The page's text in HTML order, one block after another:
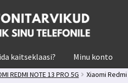
kaitseklaasi? Minu konto
REDMI NOTE 13 PRO 5G Xiaomi